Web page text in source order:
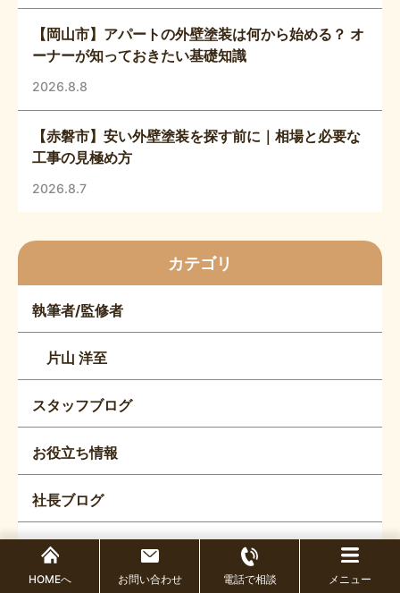
【岡山市】アパートの外壁塗装は何から始める？ オ
ーナーが知っておきたい基礎知識
2026.8.8
【赤磐市】安い外壁塗装を探す前に｜相場と必要な
工事の見極め方
2026.8.7
カテゴリ
執筆者/監修者
片山 洋至
スタッフブログ
お役立ち情報
社長ブログ
お知らせ
HOMEへ お問い合わせ 電話で相談 メニュー